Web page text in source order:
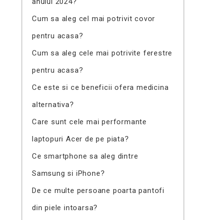
Cum sa aleg cel mai potrivit covor
pentru acasa?
Cum sa aleg cele mai potrivite ferestre
pentru acasa?
Ce este si ce beneficii ofera medicina
alternativa?
Care sunt cele mai performante
laptopuri Acer de pe piata?
Ce smartphone sa aleg dintre
Samsung si iPhone?
De ce multe persoane poarta pantofi
din piele intoarsa?